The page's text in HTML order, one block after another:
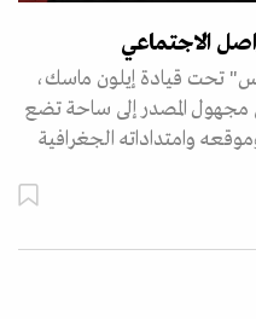
الاجتماعي
تحت قيادة إيلون ماسك،
المصدر إلى ساحة تضع
وامتداداته الجغرافية